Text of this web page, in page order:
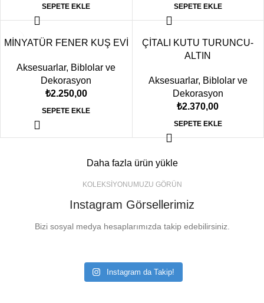
SEPETE EKLE SEPETE EKLE
MİNYATÜR FENER KUŞ EVİ
Aksesuarlar, Biblolar ve
Dekorasyon
₺2.250,00
SEPETE EKLE
ÇİTALI KUTU TURUNCU-
ALTIN
Aksesuarlar, Biblolar ve
Dekorasyon
₺2.370,00
SEPETE EKLE
Daha fazla ürün yükle
KOLEKSİYONUMUZU GÖRÜN
Instagram Görsellerimiz
Bizi sosyal medya hesaplarımızda takip edebilirsiniz.
Instagram da Takip!